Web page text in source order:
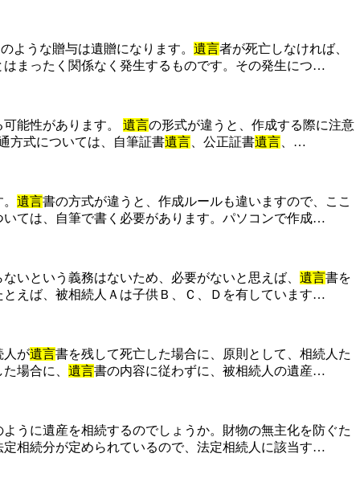
ような贈与は遺贈になります。 遺言者が死亡しなければ、
まったく関係なく発生するものです。その発生につ…
能性があります。 遺言の形式が違うと、作成する際に注意
方式については、自筆証書遺言 、公正証書遺言 、…
遺言書の方式が違うと、作成ルールも違いますので、ここ
いては、自筆で書く必要があります。パソコンで作成…
いという義務はないため、必要がないと思えば、 遺言書を
とえば、被相続人Ａは子供Ｂ、Ｃ、Ｄを有しています…
人が遺言書を残して死亡した場合に、原則として、相続人た
場合に、 遺言書の内容に従わずに、被相続人の遺産…
うに遺産を相続するのでしょうか。財物の無主化を防ぐた
相続分が定められているので、法定相続人に該当す…